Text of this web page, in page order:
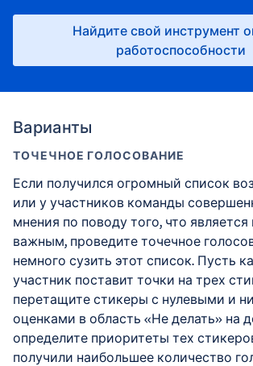
Найдите свой инструмент
работоспособности
Варианты
ТОЧЕЧНОЕ ГОЛОСОВАНИЕ
Если получился огромный список
или у участников команды
мнения по поводу того, что является
важным, проведите точечное
немного сузить этот список. Пусть
участник поставит точки на трех
перетащите стикеры с нулевыми и
оценками в область «Не делать» на
определите приоритеты тех
получили наибольшее количество